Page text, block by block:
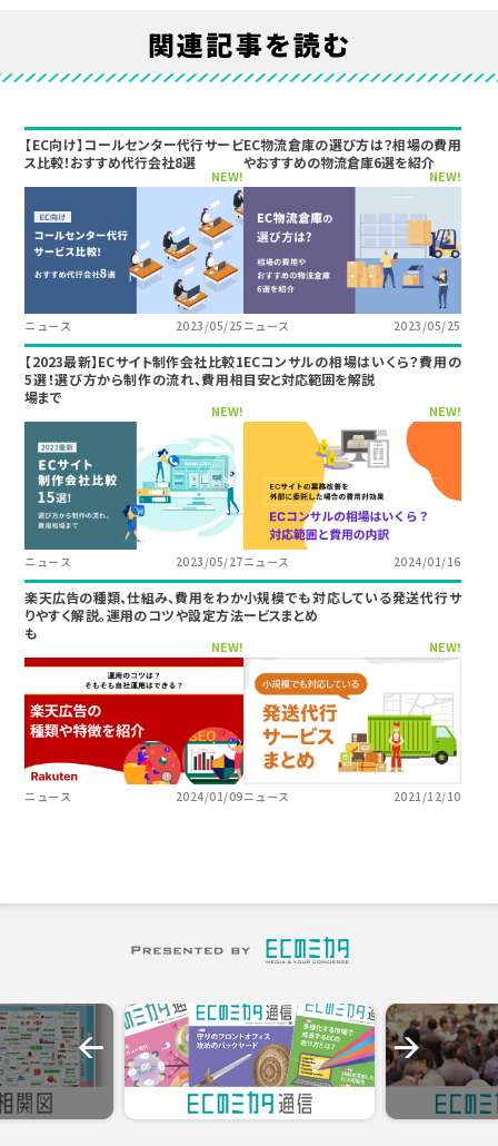
関連記事を読む
【EC向け】コールセンター代行サービ
ス比較！おすすめ代行会社8選
NEW!
ニュース 2023/05/25
EC物流倉庫の選び方は？相場の費用
やおすすめの物流倉庫6選を紹介
NEW!
ニュース 2023/05/25
【2023最新】ECサイト制作会社比較1
5選！選び方から制作の流れ、費用相
場まで
NEW!
ニュース 2023/05/27
ECコンサルの相場はいくら？費用の
目安と対応範囲を解説
NEW!
ニュース 2024/01/16
楽天広告の種類、仕組み、費用をわか
りやすく解説。運用のコツや設定方法
も
NEW!
ニュース 2024/01/09
小規模でも対応している発送代行サ
ービスまとめ
NEW!
ニュース 2021/12/10